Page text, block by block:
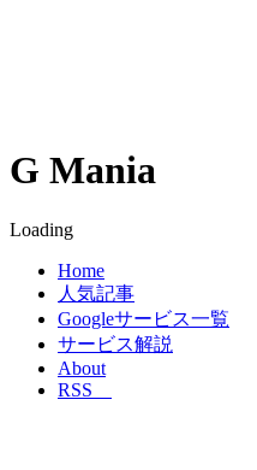
G Mania
Loading
Home
人気記事
Googleサービス一覧
サービス解説
About
RSS